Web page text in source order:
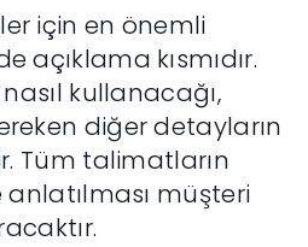
için en önemli
açıklama kısmıdır.
kullanacağı,
diğer detayların
Tüm talimatların
müşteri